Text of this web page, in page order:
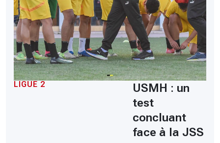
LIGUE 2
USMH : un
test
concluant
face à la JSS